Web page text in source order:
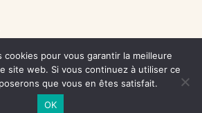
cookies pour vous garantir la meilleure
site web. Si vous continuez à utiliser ce
que vous en êtes satisfait.
OK